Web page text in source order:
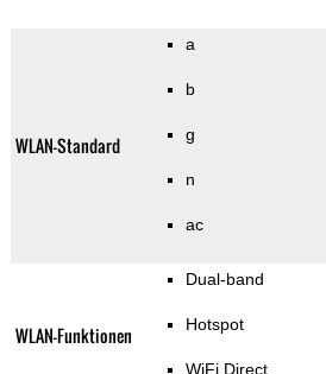
WLAN-Standard
a
b
g
n
ac
WLAN-Funktionen
Dual-band
Hotspot
WiFi Direct